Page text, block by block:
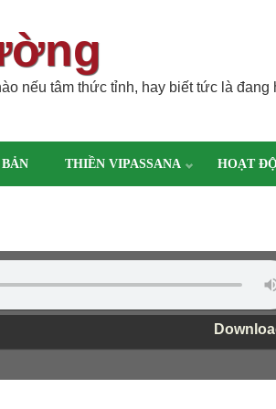
nếu tâm thức tỉnh, hay biết tức là đang
THIỀN VIPASSANA HOẠT